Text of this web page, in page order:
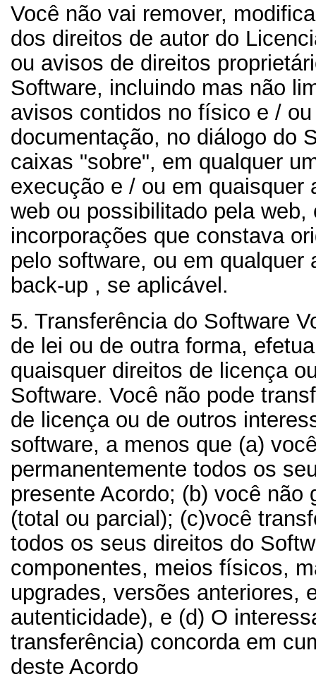
Você não vai remover,
dos direitos de autor do
ou avisos de direitos
Software, incluindo mas não
avisos contidos no físico e /
documentação, no diálogo do
caixas "sobre", em qualquer
execução e / ou em quaisquer
web ou possibilitado pela web,
incorporações que constava
pelo software, ou em qualquer
back-up , se aplicável.
5. Transferência do Software
de lei ou de outra forma,
quaisquer direitos de licença
Software. Você não pode
de licença ou de outros
software, a menos que (a)
permanentemente todos os
presente Acordo; (b) você não
(total ou parcial); (c)você
todos os seus direitos do
componentes, meios físicos,
upgrades, versões anteriores,
autenticidade), e (d) O
transferência) concorda em
deste Acordo